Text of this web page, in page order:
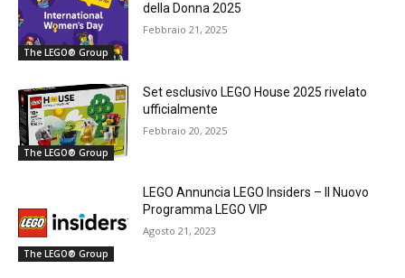
The LEGO® Group
della Donna 2025
Febbraio 21, 2025
The LEGO® Group
Set esclusivo LEGO House 2025 rivelato
ufficialmente
Febbraio 20, 2025
The LEGO® Group
LEGO Annuncia LEGO Insiders – Il Nuovo
Programma LEGO VIP
Agosto 21, 2023